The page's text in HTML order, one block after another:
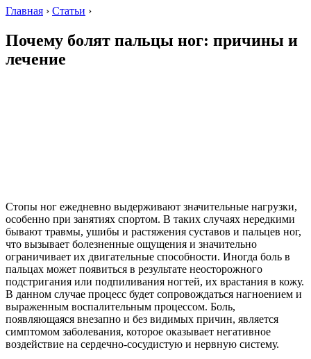
Главная › Статьи ›
Почему болят пальцы ног: причины и
лечение
Стопы ног ежедневно выдерживают значительные нагрузки,
особенно при занятиях спортом. В таких случаях нередкими
бывают травмы, ушибы и растяжения суставов и пальцев ног,
что вызывает болезненные ощущения и значительно
ограничивает их двигательные способности. Иногда боль в
пальцах может появиться в результате неосторожного
подстригания или подпиливания ногтей, их врастания в кожу.
В данном случае процесс будет сопровождаться нагноением и
выраженным воспалительным процессом. Боль,
появляющаяся внезапно и без видимых причин, является
симптомом заболевания, которое оказывает негативное
воздействие на сердечно-сосудистую и нервную систему.